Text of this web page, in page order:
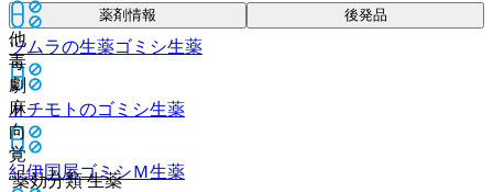
ツムラの生薬ゴミシ生薬
トチモトのゴミシ生薬
紀伊国屋ゴミシＭ生薬
薬剤情報 後発品
他
毒
劇
麻
向
覚
薬効分類 生薬